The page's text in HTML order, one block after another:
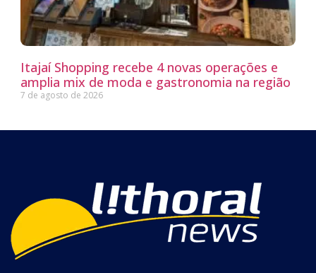
Itajaí Shopping recebe 4 novas operações e
amplia mix de moda e gastronomia na região
7 de agosto de 2026